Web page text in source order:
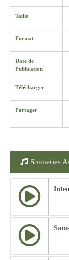
Taille
Format
Date de
Publication
Télécharger
Partager
Sonneries